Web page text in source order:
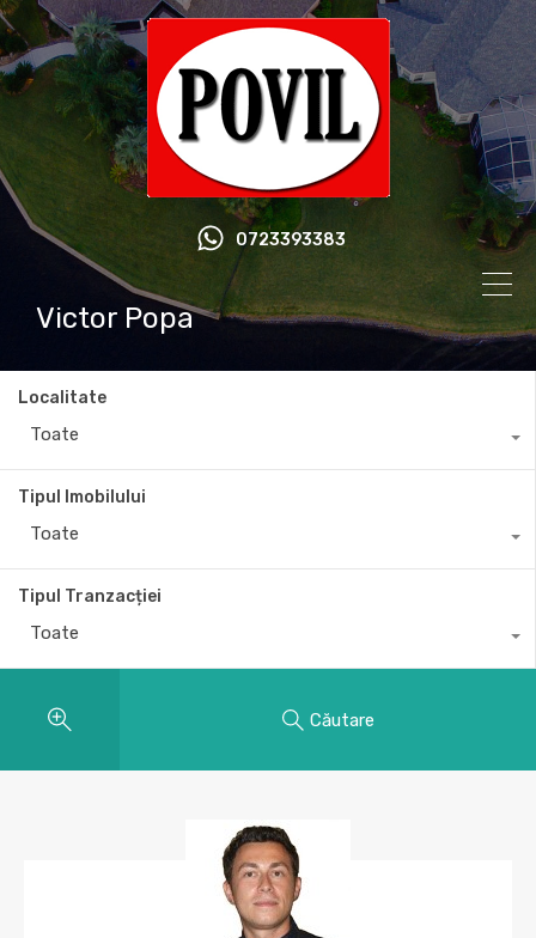
0723393383
Victor Popa
Localitate
Toate
Tipul Imobilului
Toate
Tipul Tranzacției
Toate
Căutare